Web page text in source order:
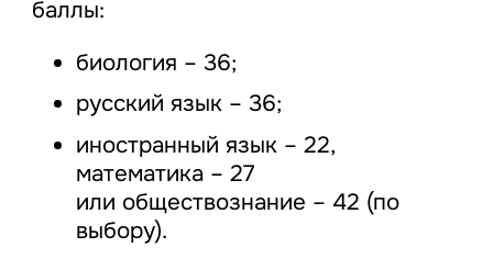
баллы:
биология – 36;
русский язык – 36;
иностранный язык – 22,
математика – 27
или обществознание – 42 (по
выбору).